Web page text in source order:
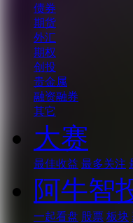
债券
期货
外汇
期权
创投
贵金属
融资融券
其它
大赛
最佳收益 最多关注
阿牛智
一起看盘 股票 板块